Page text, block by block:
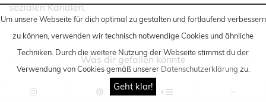
Um unsere Webseite für dich optimal zu gestalten und fortlaufend verbessern
zu können, verwenden wir technisch notwendige Cookies und ähnliche
Techniken . Durch die weitere Nutzung der Webseite stimmst du der
Verwendung von Cookies gemäß unserer Datenschutzerklärung zu.
Geht klar!
sozialen Kanälen.
Was dir gefallen könnte